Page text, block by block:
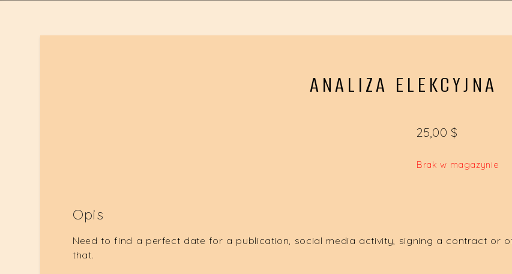
ANALIZA ELEKCYJNA
25,00 $
Brak w magazynie
Opis
Need to find a perfect date for a publication, social media activity, signing a contract or
that.